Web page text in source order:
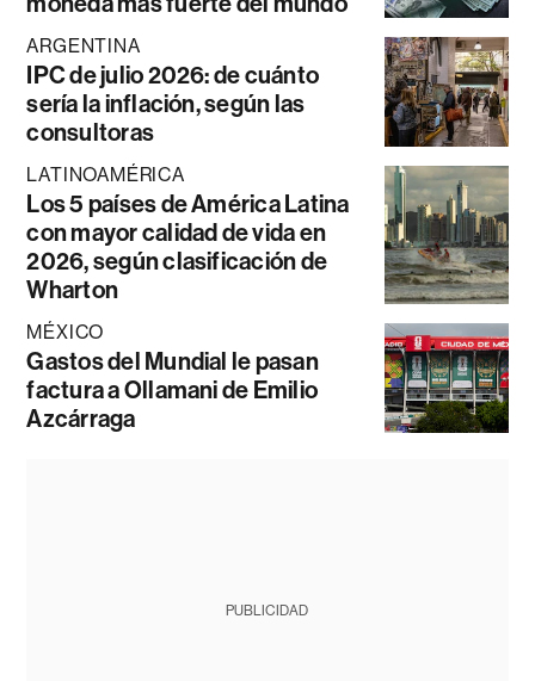
ARGENTINA
IPC de julio 2026: de cuánto
sería la inflación, según las
consultoras
LATINOAMÉRICA
Los 5 países de América Latina
con mayor calidad de vida en
2026, según clasificación de
Wharton
MÉXICO
Gastos del Mundial le pasan
factura a Ollamani de Emilio
Azcárraga
PUBLICIDAD